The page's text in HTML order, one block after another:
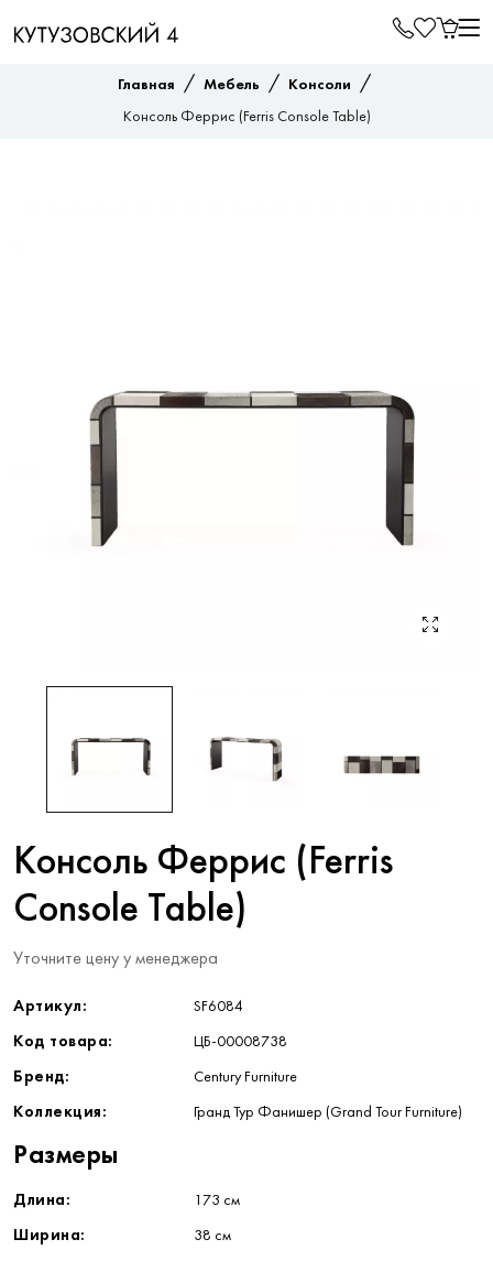
Главная / Мебель / Консоли /
Консоль Феррис (Ferris Console Table)
Консоль Феррис (Ferris
Console Table)
Уточните цену у менеджера
Артикул: SF6084
Код товара: ЦБ-00008738
Бренд: Century Furniture
Коллекция: Гранд Тур Фанишер (Grand Tour Furniture)
Размеры
Длина: 173 см
Ширина: 38 см